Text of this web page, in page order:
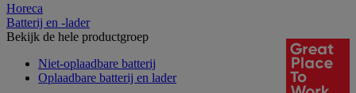
Horeca
Batterij en -lader
Bekijk de hele productgroep
Niet-oplaadbare batterij
Oplaadbare batterij en lader